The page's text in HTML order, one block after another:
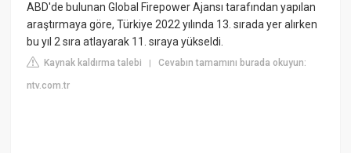
ABD'de bulunan Global Firepower Ajansı tarafından yapılan
araştırmaya göre, Türkiye 2022 yılında 13. sırada yer alırken
bu yıl 2 sıra atlayarak 11. sıraya yükseldi.
Kaynak kaldırma talebi |Cevabın tamamını burada okuyun:
ntv.com.tr